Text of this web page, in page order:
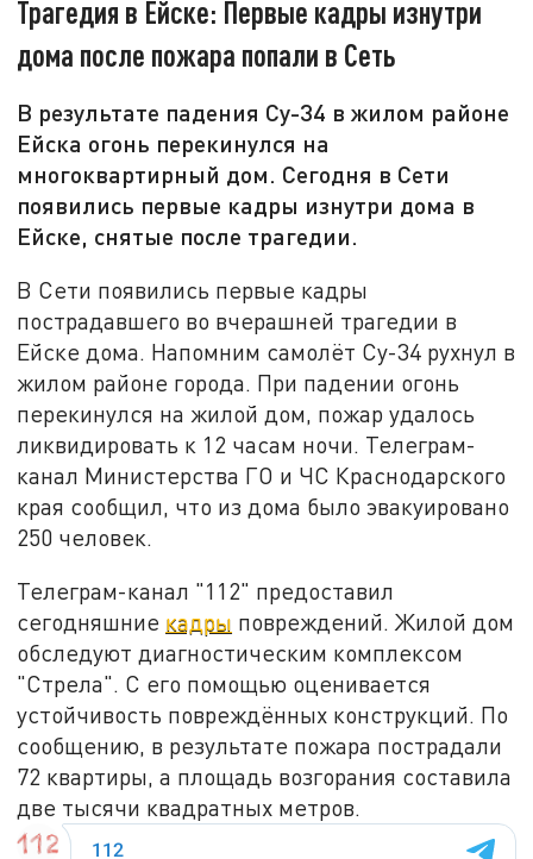
Трагедия в Ейске: Первые кадры изнутри
дома после пожара попали в Сеть
В результате падения Су-34 в жилом районе
Ейска огонь перекинулся на
многоквартирный дом. Сегодня в Сети
появились первые кадры изнутри дома в
Ейске, снятые после трагедии.
В Сети появились первые кадры
пострадавшего во вчерашней трагедии в
Ейске дома. Напомним самолёт Су-34 рухнул в
жилом районе города. При падении огонь
перекинулся на жилой дом, пожар удалось
ликвидировать к 12 часам ночи. Телеграм-
канал Министерства ГО и ЧС Краснодарского
края сообщил, что из дома было эвакуировано
250 человек.
Телеграм-канал "112" предоставил
сегодняшние кадры повреждений. Жилой дом
обследуют диагностическим комплексом
"Стрела". С его помощью оценивается
устойчивость повреждённых конструкций. По
сообщению, в результате пожара пострадали
72 квартиры, а площадь возгорания составила
две тысячи квадратных метров.